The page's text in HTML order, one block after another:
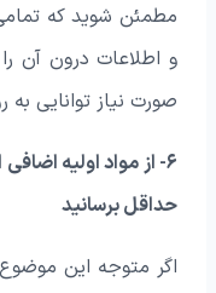
مطمئن شوید که
و اطلاعات درون آن
صورت نیاز توانایی
۶- از مواد اولیه
حداقل برسانید
اگر متوجه این